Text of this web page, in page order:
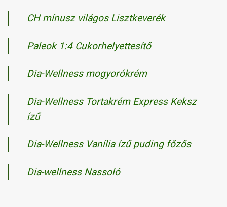
CH mínusz világos Lisztkeverék
Paleok 1:4 Cukorhelyettesítő
Dia-Wellness mogyorókrém
Dia-Wellness Tortakrém Express Keksz
ízű
Dia-Wellness Vanília ízű puding főzős
Dia-wellness Nassoló